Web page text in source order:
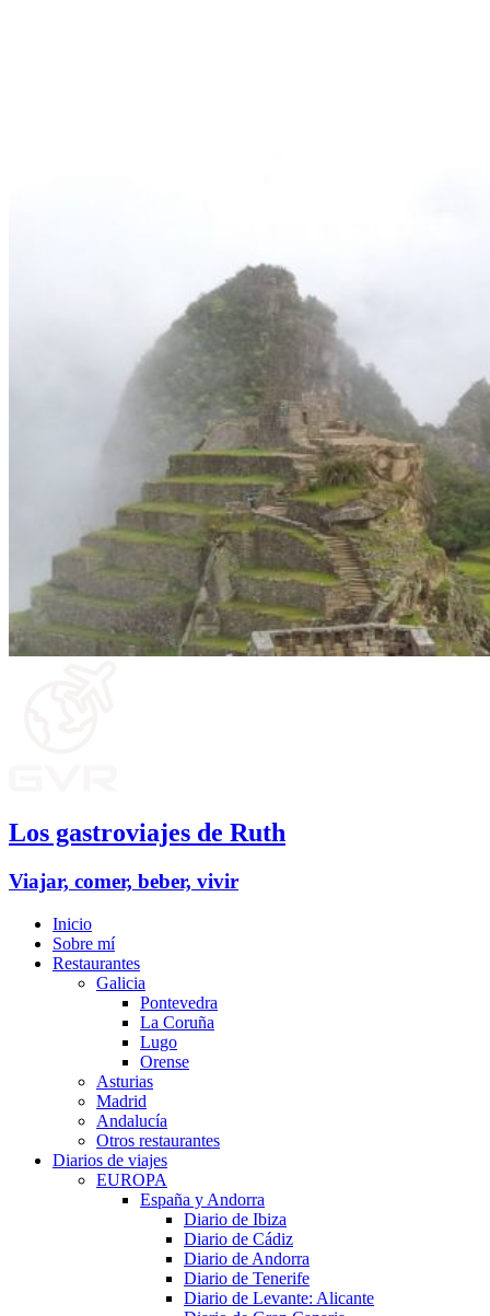
Los gastroviajes de Ruth
Viajar, comer, beber, vivir
Inicio
Sobre mí
Restaurantes
Galicia
Pontevedra
La Coruña
Lugo
Orense
Asturias
Madrid
Andalucía
Otros restaurantes
Diarios de viajes
EUROPA
España y Andorra
Diario de Ibiza
Diario de Cádiz
Diario de Andorra
Diario de Tenerife
Diario de Levante: Alicante